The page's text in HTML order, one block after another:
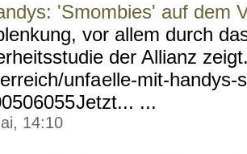
'Smombies' auf dem
vor allem durch
der Allianz
unfaelle-mit-handys-
Jetzt... ...
14:10